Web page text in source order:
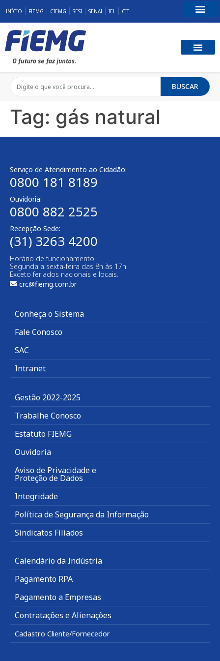
INÍCIO FIEMG CIEMG SESI SENAI IEL CIT
BUSCAR
Tag: gás natural
Serviço de Atendimento ao Cidadão:
0800 181 8189
Ouvidoria:
0800 882 2525
Recepção Sede:
(31) 3263 4200
Horário de funcionamento:
Segunda a sexta-feira das 8h às 17h
Exceto feriados nacionais e locais.
crc@fiemg.com.br
Conheça o Sistema
Fale Conosco
SAC
Intranet
Gestão 2022-2025
Trabalhe Conosco
Estatuto FIEMG
Ouvidoria
Aviso de Privacidade e
Proteção de Dados
Integridade
Política de Segurança da Informação
Sindicatos Filiados
Calendário da Indústria
Pagamento RPA
Pagamento a Empresas
Contratações e Alienações
Cadastro Cliente/Fornecedor